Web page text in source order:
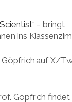
“ – bringt
ins
Göpfrich auf X/
Göpfrich findet